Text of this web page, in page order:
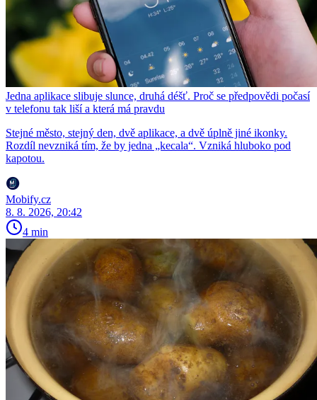
Jedna aplikace slibuje slunce, druhá déšť. Proč se předpovědi počasí
v telefonu tak liší a která má pravdu
Stejné město, stejný den, dvě aplikace, a dvě úplně jiné ikonky.
Rozdíl nevzniká tím, že by jedna „kecala“. Vzniká hluboko pod
kapotou.
Mobify.cz
8. 8. 2026, 20:42
4 min